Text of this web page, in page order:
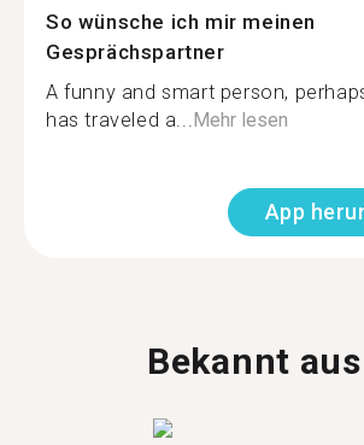
So wünsche ich mir meinen
Gesprächspartner
A funny and smart person,
has traveled a...Mehr lesen
App
Bekannt